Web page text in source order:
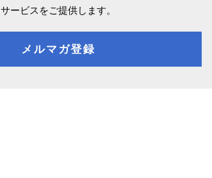
サービスをご提供します。
メルマガ登録